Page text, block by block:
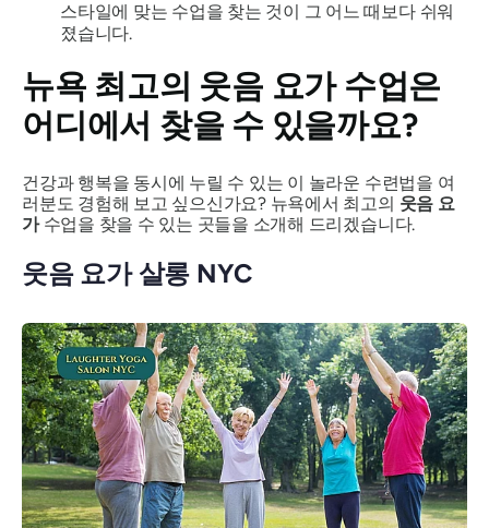
스타일에 맞는 수업을 찾는 것이 그 어느 때보다 쉬워
졌습니다.
뉴욕 최고의 웃음 요가 수업은
어디에서 찾을 수 있을까요?
건강과 행복을 동시에 누릴 수 있는 이 놀라운 수련법을 여
러분도 경험해 보고 싶으신가요? 뉴욕에서 최고의 웃음 요
가 수업을 찾을 수 있는 곳들을 소개해 드리겠습니다.
웃음 요가 살롱 NYC